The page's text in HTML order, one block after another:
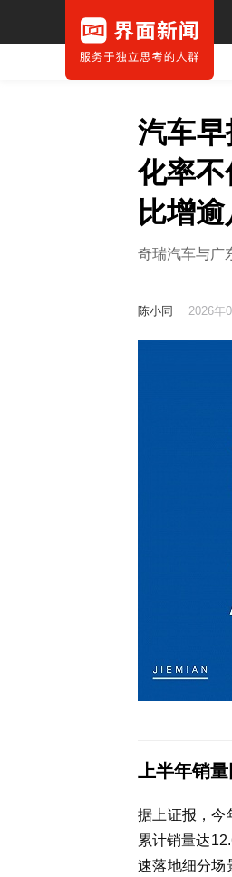
汽车
化率
比增
奇瑞汽车与广
陈小同 2026年
上半年销
据上证报，今
累计销量达
速落地细分场